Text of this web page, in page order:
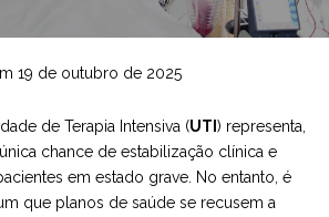
19 de outubro de 2025
de Terapia Intensiva (UTI) representa,
chance de estabilização clínica e
em estado grave. No entanto, é
que planos de saúde se recusem a